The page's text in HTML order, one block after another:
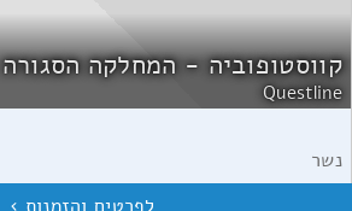
קווסטופוביה - המחלקה הסגורה
Questline
נשר